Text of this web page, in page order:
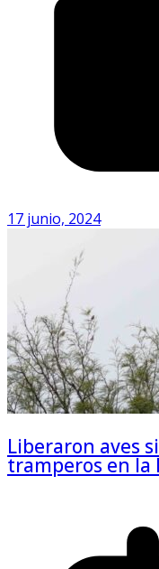
17 junio, 2024
Liberaron aves
tramperos en la